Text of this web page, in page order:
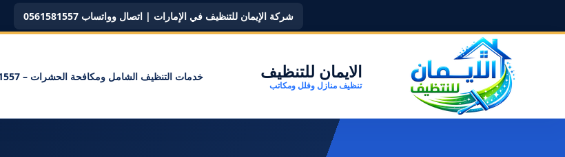
شركة الإيمان للتنظيف في الإمارات | اتصال وواتساب 0561581557
الايمان للتنظيف
تنظيف منازل وفلل ومكاتب
خدمات التنظيف الشامل ومكافحة الحشرات – 0561581557